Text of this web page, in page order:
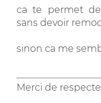
ca te permet
sans devoir
sinon ca me
Merci de